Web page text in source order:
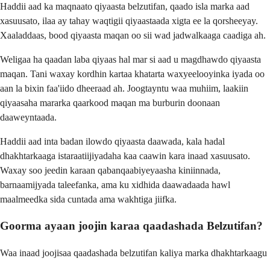
Haddii aad ka maqnaato qiyaasta belzutifan, qaado isla marka aad
xasuusato, ilaa ay tahay waqtigii qiyaastaada xigta ee la qorsheeyay.
Xaaladdaas, bood qiyaasta maqan oo sii wad jadwalkaaga caadiga ah.
Weligaa ha qaadan laba qiyaas hal mar si aad u magdhawdo qiyaasta
maqan. Tani waxay kordhin kartaa khatarta waxyeelooyinka iyada oo
aan la bixin faa'iido dheeraad ah. Joogtayntu waa muhiim, laakiin
qiyaasaha mararka qaarkood maqan ma burburin doonaan
daaweyntaada.
Haddii aad inta badan ilowdo qiyaasta daawada, kala hadal
dhakhtarkaaga istaraatiijiyadaha kaa caawin kara inaad xasuusato.
Waxay soo jeedin karaan qabanqaabiyeyaasha kiniinnada,
barnaamijyada taleefanka, ama ku xidhida daawadaada hawl
maalmeedka sida cuntada ama wakhtiga jiifka.
Goorma ayaan joojin karaa qaadashada Belzutifan?
Waa inaad joojisaa qaadashada belzutifan kaliya marka dhakhtarkaagu